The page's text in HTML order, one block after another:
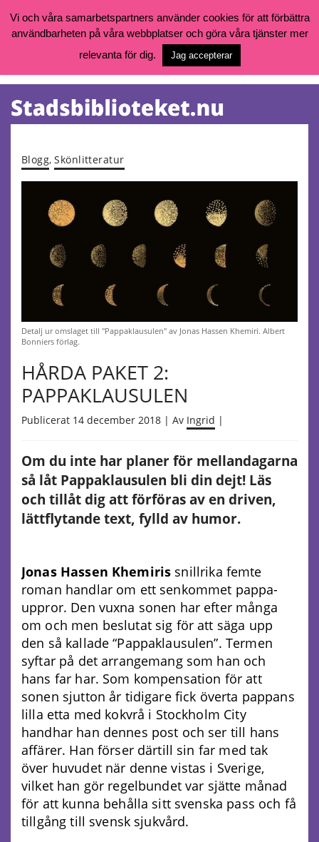
Vill du söka böcker, logga in på ditt bibliotekskonto eller nå övriga
goteborg.se/bibliotek
Öppettider, katalog och kontakt
Tjänster
Blogg,Skönlitteratur
Detalj ur omslaget till "Pappaklausulen" av Jonas Hassen Khemiri. Albert
Bonniers förlag.
HÅRDA PAKET 2:
PAPPAKLAUSULEN
Publicerat 14 december 2018 | Av Ingrid |
Om du inte har planer för mellandagarna
så låt Pappaklausulen bli din dejt! Läs
och tillåt dig att förföras av en driven,
lättflytande text, fylld av humor.
Jonas Hassen Khemiris snillrika femte
roman handlar om ett senkommet pappa-
uppror. Den vuxna sonen har efter många
om och men beslutat sig för att säga upp
den så kallade “Pappaklausulen”. Termen
syftar på det arrangemang som han och
hans far har. Som kompensation för att
sonen sjutton år tidigare fick överta pappans
lilla etta med kokvrå i Stockholm City
handhar han dennes post och ser till hans
affärer. Han förser därtill sin far med tak
över huvudet när denne vistas i Sverige,
vilket han gör regelbundet var sjätte månad
för att kunna behålla sitt svenska pass och få
tillgång till svensk sjukvård.
Vi och våra samarbetspartners använder cookies för att förbättra
användbarheten på våra webbplatser och göra våra tjänster mer
relevanta för dig.
Jag accepterar